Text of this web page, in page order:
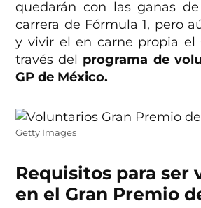
quedarán con las ganas
carrera de Fórmula 1, pero
y vivir el en carne propia el
través del programa de
GP de México.
Getty Images
Requisitos para ser
en el Gran Premio